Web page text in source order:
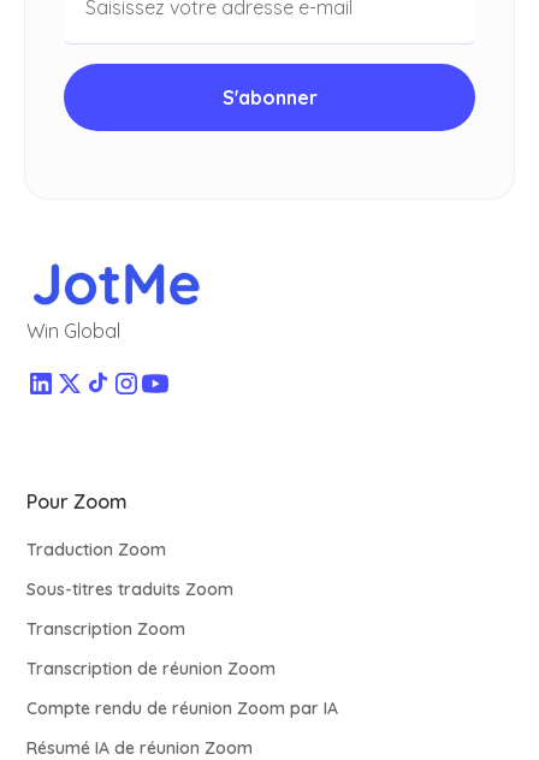
Win Global
Pour Zoom
Traduction Zoom
Sous-titres traduits Zoom
Transcription Zoom
Transcription de réunion Zoom
Compte rendu de réunion Zoom par IA
Résumé IA de réunion Zoom